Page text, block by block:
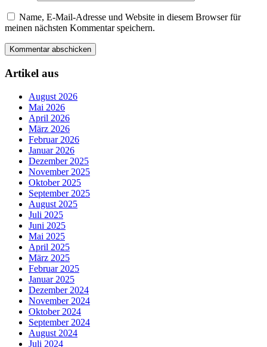
Name, E-Mail-Adresse und Website in diesem Browser für
meinen nächsten Kommentar speichern.
Artikel aus
August 2026
Mai 2026
April 2026
März 2026
Februar 2026
Januar 2026
Dezember 2025
November 2025
Oktober 2025
September 2025
August 2025
Juli 2025
Juni 2025
Mai 2025
April 2025
März 2025
Februar 2025
Januar 2025
Dezember 2024
November 2024
Oktober 2024
September 2024
August 2024
Juli 2024